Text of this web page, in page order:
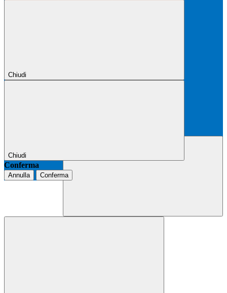
Chiudi
Chiudi
Conferma
Annulla Conferma